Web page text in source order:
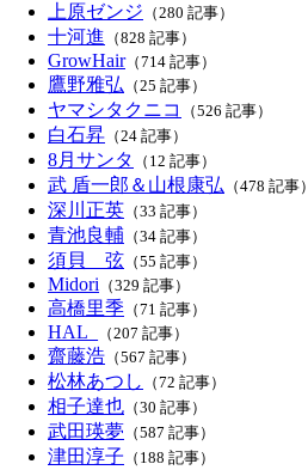
上原ゼンジ （280 記事）
十河進 （828 記事）
GrowHair（714 記事）
鷹野雅弘 （25 記事）
ヤマシタクニコ （526 記事）
白石昇 （24 記事）
8月サンタ （12 記事）
武 盾一郎＆山根康弘 （478 記事）
深川正英 （33 記事）
青池良輔 （34 記事）
須貝 弦 （55 記事）
Midori （329 記事）
高橋里季 （71 記事）
HAL_ （207 記事）
齋藤浩 （567 記事）
松林あつし （72 記事）
相子達也 （30 記事）
武田瑛夢 （587 記事）
津田淳子 （188 記事）